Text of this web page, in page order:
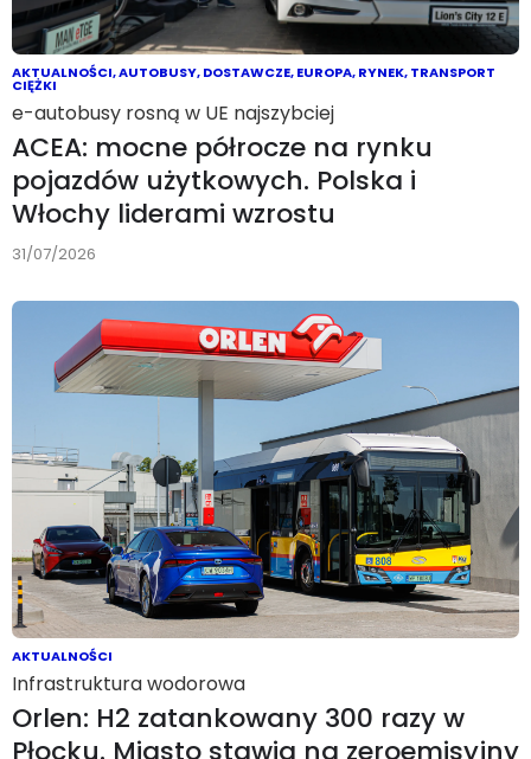
AKTUALNOŚCI,AUTOBUSY,DOSTAWCZE,EUROPA,RYNEK,TRANSPORT
CIĘŻKI
e-autobusy rosną w UE najszybciej
ACEA: mocne półrocze na rynku
pojazdów użytkowych. Polska i
Włochy liderami wzrostu
31/07/2026
AKTUALNOŚCI
Infrastruktura wodorowa
Orlen: H2 zatankowany 300 razy w
Płocku. Miasto stawia na zeroemisyjny